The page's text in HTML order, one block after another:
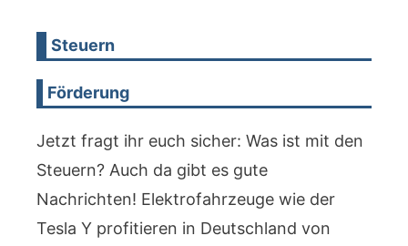
Steuern
Förderung
Jetzt fragt ihr euch sicher: Was ist mit den
Steuern? Auch da gibt es gute
Nachrichten! Elektrofahrzeuge wie der
Tesla Y profitieren in Deutschland von